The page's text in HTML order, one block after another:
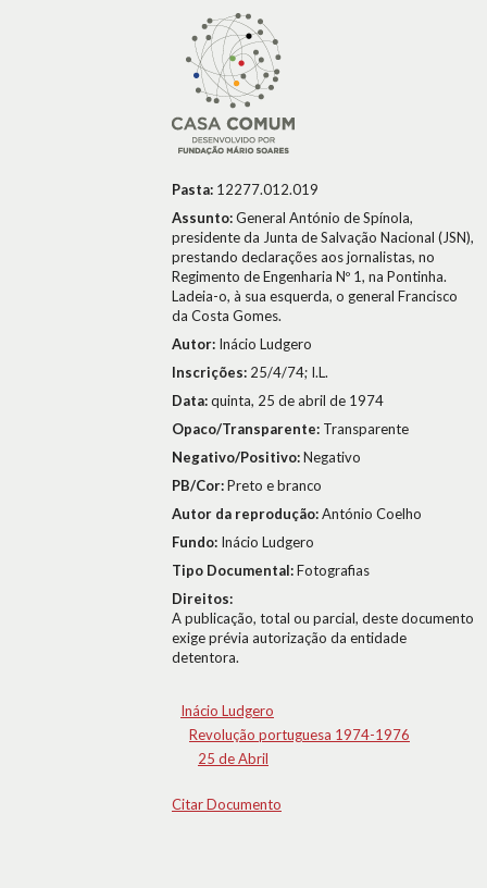
Pasta: 12277.012.019
Assunto:General António de Spínola,
presidente da Junta de Salvação Nacional (JSN),
prestando declarações aos jornalistas, no
Regimento de Engenharia Nº 1, na Pontinha.
Ladeia-o, à sua esquerda, o general Francisco
da Costa Gomes.
Autor: Inácio Ludgero
Inscrições: 25/4/74; I.L.
Data:quinta, 25 de abril de 1974
Opaco/Transparente: Transparente
Negativo/Positivo:Negativo
PB/Cor:Preto e branco
Autor da reprodução:António Coelho
Fundo: Inácio Ludgero
Tipo Documental:Fotografias
Direitos:
A publicação, total ou parcial, deste documento
exige prévia autorização da entidade
detentora.
Inácio Ludgero
Revolução portuguesa 1974-1976
25 de Abril
Citar Documento